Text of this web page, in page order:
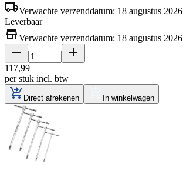
Verwachte verzenddatum: 18 augustus 2026
Leverbaar
Verwachte verzenddatum: 18 augustus 2026
117,99
per stuk incl. btw
Direct afrekenen In winkelwagen